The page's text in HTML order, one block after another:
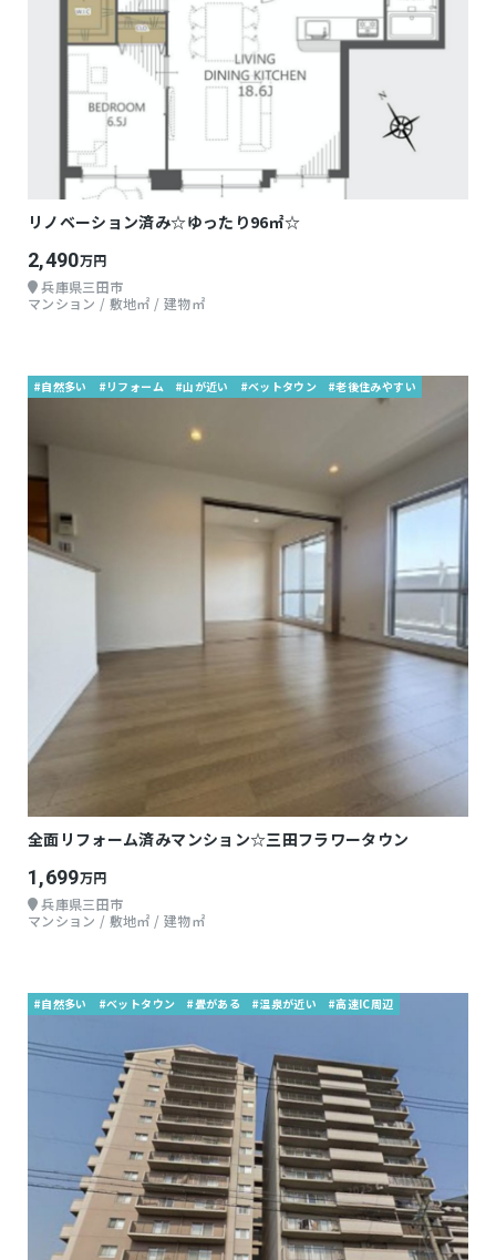
リノベーション済み☆ゆったり96㎡☆
2,490万円
兵庫県三田市
マンション / 敷地㎡ / 建物㎡
#自然多い #リフォーム #山が近い #ベットタウン #老後住みやすい
全面リフォーム済みマンション☆三田フラワータウン
1,699万円
兵庫県三田市
マンション / 敷地㎡ / 建物㎡
#自然多い #ベットタウン #畳がある #温泉が近い #高速IC周辺